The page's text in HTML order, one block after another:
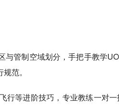
管制空域划分，手把手教学
范。
行等进阶技巧，专业教练一对